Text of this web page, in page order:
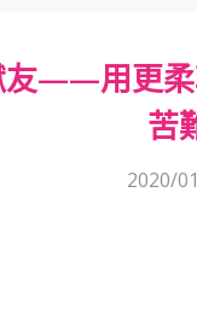
友——用更
苦
2020/